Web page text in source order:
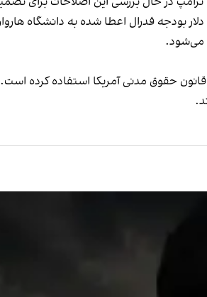
حقوق مدنی آمریکا استفاده کرده